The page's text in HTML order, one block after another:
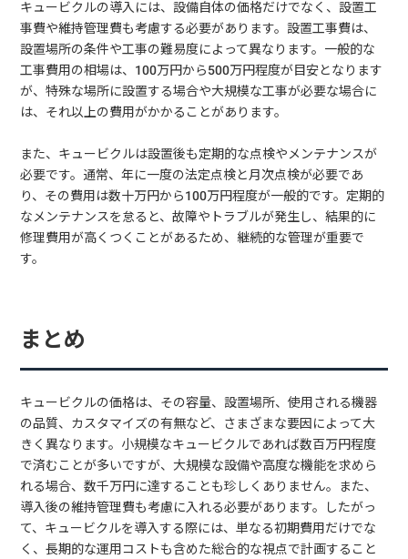
キュービクルの導入には、設備自体の価格だけでなく、設置工
事費や維持管理費も考慮する必要があります。設置工事費は、
設置場所の条件や工事の難易度によって異なります。一般的な
工事費用の相場は、100万円から500万円程度が目安となります
が、特殊な場所に設置する場合や大規模な工事が必要な場合に
は、それ以上の費用がかかることがあります。
また、キュービクルは設置後も定期的な点検やメンテナンスが
必要です。通常、年に一度の法定点検と月次点検が必要であ
り、その費用は数十万円から100万円程度が一般的です。定期的
なメンテナンスを怠ると、故障やトラブルが発生し、結果的に
修理費用が高くつくことがあるため、継続的な管理が重要で
す。
まとめ
キュービクルの価格は、その容量、設置場所、使用される機器
の品質、カスタマイズの有無など、さまざまな要因によって大
きく異なります。小規模なキュービクルであれば数百万円程度
で済むことが多いですが、大規模な設備や高度な機能を求めら
れる場合、数千万円に達することも珍しくありません。また、
導入後の維持管理費も考慮に入れる必要があります。したがっ
て、キュービクルを導入する際には、単なる初期費用だけでな
く、長期的な運用コストも含めた総合的な視点で計画すること